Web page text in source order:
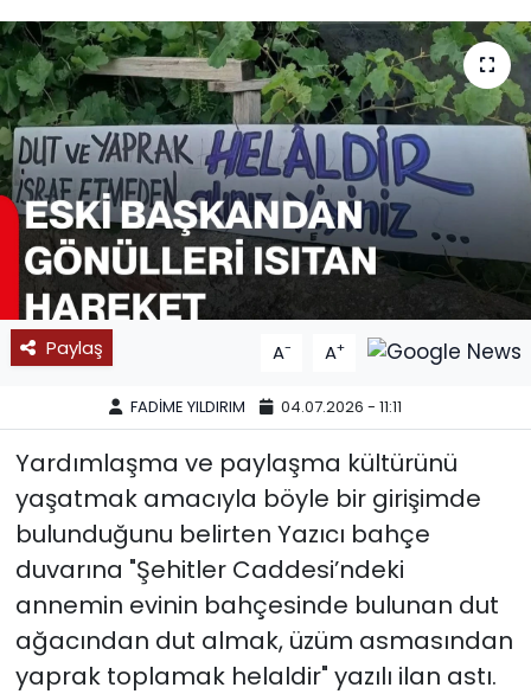
Paylaş A- A+
FADİME YILDIRIM 04.07.2026 - 11:11
Yardımlaşma ve paylaşma kültürünü
yaşatmak amacıyla böyle bir girişimde
bulunduğunu belirten Yazıcı bahçe
duvarına "Şehitler Caddesi’ndeki
annemin evinin bahçesinde bulunan dut
ağacından dut almak, üzüm asmasından
yaprak toplamak helaldir" yazılı ilan astı.
SAĞLIK
SPOR
11:11 MANŞET